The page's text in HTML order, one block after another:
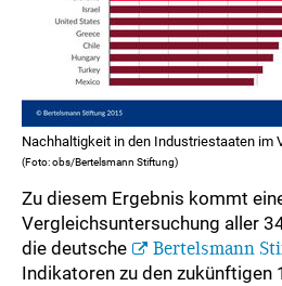
Nachhaltigkeit in den Industriestaaten im
(Foto: obs/Bertelsmann Stiftung)
Zu diesem Ergebnis kommt
Vergleichsuntersuchung aller
die deutsche
Bertelsmann
Indikatoren zu den zukünftigen